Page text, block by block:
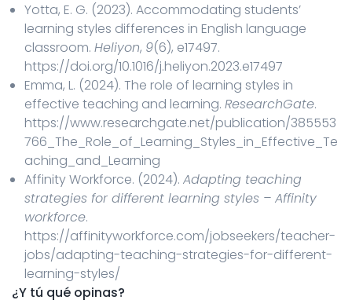
Yotta, E. G. (2023). Accommodating students’
learning styles differences in English language
classroom. Heliyon, 9(6), e17497.
https://doi.org/10.1016/j.heliyon.2023.e17497
Emma, L. (2024). The role of learning styles in
effective teaching and learning. ResearchGate.
https://www.researchgate.net/publication/385553
766_The_Role_of_Learning_Styles_in_Effective_Te
aching_and_Learning
Affinity Workforce. (2024). Adapting teaching
strategies for different learning styles – Affinity
workforce.
https://affinityworkforce.com/jobseekers/teacher-
jobs/adapting-teaching-strategies-for-different-
learning-styles/
¿Y tú qué opinas?